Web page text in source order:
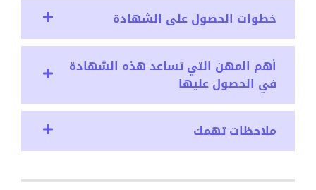
خطوات الحصول على الشهادة
أهم المهن التي تساعد هذه الشهادة
في الحصول عليها
ملاحظات تهمك